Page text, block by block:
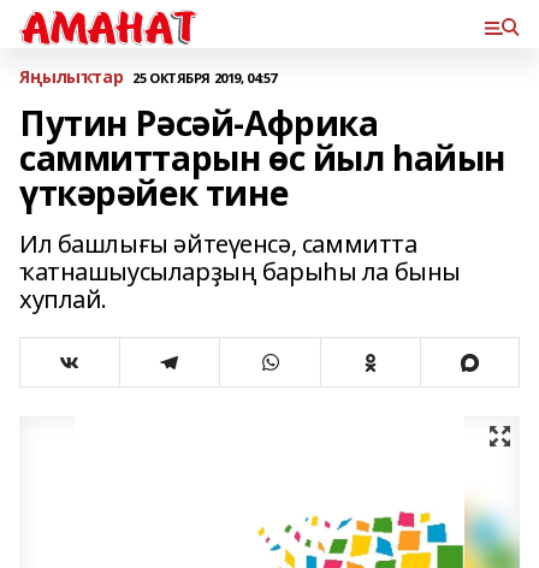
Яңылыҡтар 25 ОКТЯБРЯ 2019, 04:57
Путин Рәсәй-Африка
саммиттарын өс йыл һайын
үткәрәйек тине
Ил башлығы әйтеүенсә, саммитта
ҡатнашыусыларҙың барыһы ла быны
хуплай.